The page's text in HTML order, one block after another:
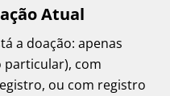
Atual
a doação: apenas
com
ou com registro